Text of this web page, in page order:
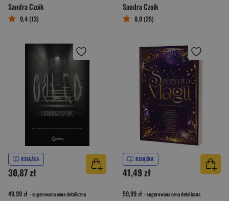
Sandra Czoik
9,4 (13)
Sandra Czoik
8,0 (25)
KSIĄŻKA
30,87 zł
49,99 zł - sugerowana cena detaliczna
KSIĄŻKA
41,49 zł
59,99 zł - sugerowana cena detaliczna